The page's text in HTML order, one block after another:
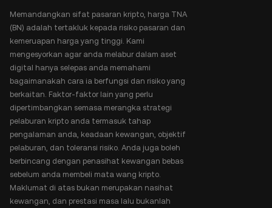
Memandangkan sifat pasaran kripto, harga TNA
(BN) adalah tertakluk kepada risiko pasaran dan
kemeruapan harga yang tinggi. Kami
mengesyorkan agar anda melabur dalam aset
digital hanya selepas anda memahami
bagaimanakah cara ia berfungsi dan risiko yang
berkaitan. Faktor-faktor lain yang perlu
dipertimbangkan semasa merangka strategi
pelaburan kripto anda termasuk tahap
pengalaman anda, keadaan kewangan, objektif
pelaburan, dan toleransi risiko. Anda juga boleh
berbincang dengan penasihat kewangan bebas
sebelum anda membeli mata wang kripto.
Maklumat di atas bukan merupakan nasihat
kewangan, dan prestasi masa lalu bukanlah